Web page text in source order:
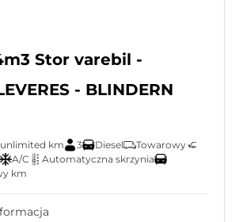
Stor varebil -
- BLINDERN
km 3 Diesel
Towarowy
A/C
Automatyczna skrzynia
km